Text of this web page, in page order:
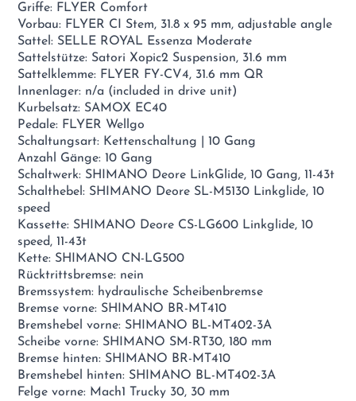
Griffe: FLYER Comfort
Vorbau: FLYER CI Stem, 31.8 x 95 mm, adjustable angle
Sattel: SELLE ROYAL Essenza Moderate
Sattelstütze: Satori Xopic2 Suspension, 31.6 mm
Sattelklemme: FLYER FY-CV4, 31.6 mm QR
Innenlager: n/a (included in drive unit)
Kurbelsatz: SAMOX EC40
Pedale: FLYER Wellgo
Schaltungsart: Kettenschaltung | 10 Gang
Anzahl Gänge: 10 Gang
Schaltwerk: SHIMANO Deore LinkGlide, 10 Gang, 11-43t
Schalthebel: SHIMANO Deore SL-M5130 Linkglide, 10
speed
Kassette: SHIMANO Deore CS-LG600 Linkglide, 10
speed, 11-43t
Kette: SHIMANO CN-LG500
Rücktrittsbremse: nein
Bremssystem: hydraulische Scheibenbremse
Bremse vorne: SHIMANO BR-MT410
Bremshebel vorne: SHIMANO BL-MT402-3A
Scheibe vorne: SHIMANO SM-RT30, 180 mm
Bremse hinten: SHIMANO BR-MT410
Bremshebel hinten: SHIMANO BL-MT402-3A
Felge vorne: Mach1 Trucky 30, 30 mm